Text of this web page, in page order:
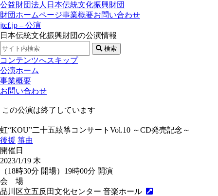
公益財団法人日本伝統文化振興財団
財団ホームページ事業概要お問い合わせ
jtcf.jp – 公演
日本伝統文化振興財団の公演情報
検索
コンテンツへスキップ
公演ホーム
事業概要
お問い合わせ
この公演は終了しています
虹“KOU”二十五絃箏コンサートVol.10 ～CD発売記念～
後援 箏曲
開催日
2023/1/19 木
（18時30分 開場）19時00分 開演
会 場
品川区立五反田文化センター 音楽ホール